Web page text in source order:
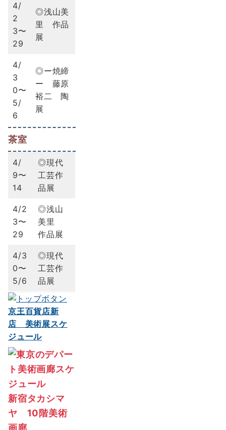
4/
2
3〜
29
◎浅山美
里 作品
展
4/
3
0〜
5/
6
◎ー焼締
ー 藤原
裕二 陶
展
茶室
4/
9〜
14
◎現代
工芸作
品展
4/2
3〜
29
◎浅山
美里
作品展
4/3
0〜
5/6
◎現代
工芸作
品展
京王百貨店新
店 美術展スケ
ジュール
新宿タカシマ
ヤ 10階美術
画廊